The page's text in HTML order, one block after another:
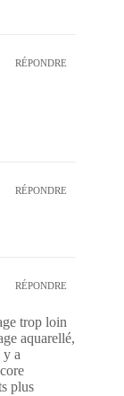
RÉPONDRE
RÉPONDRE
RÉPONDRE
trop loin
aquarellé,
y a
plus